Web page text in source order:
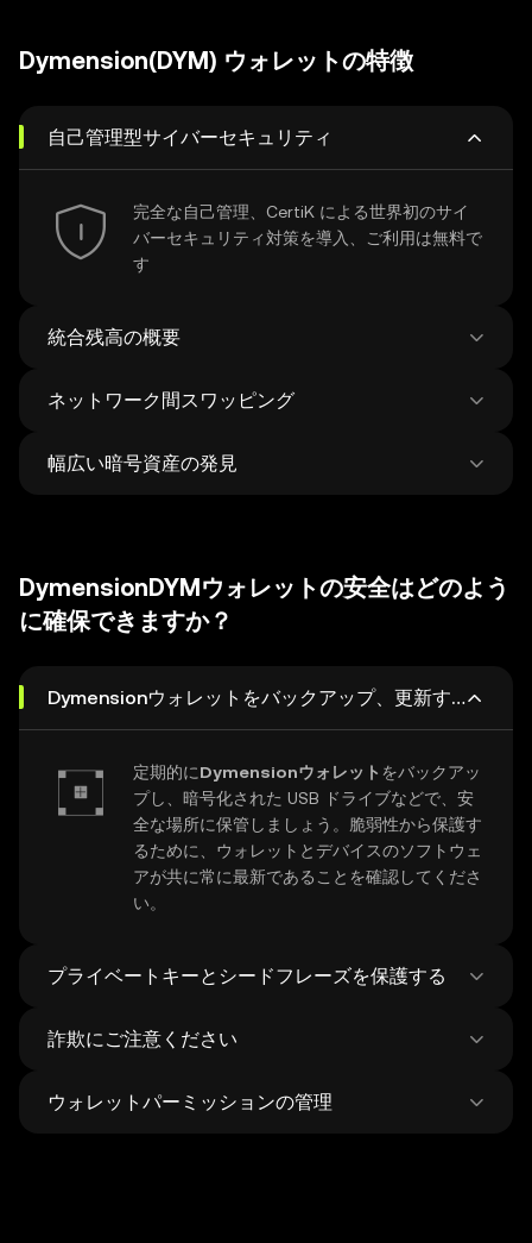
Dymension(DYM) ウォレットの特徴
自己管理型サイバーセキュリティ
完全な自己管理、CertiK による世界初のサイ
バーセキュリティ対策を導入、ご利用は無料で
す
統合残高の概要
ネットワーク間スワッピング
1回だけのトランザクションで、ネットワーク
幅広い暗号資産の発見
することができます。
DymensionDYMウォレットの安全はどのよう
に確保できますか？
Dymensionウォレットをバックアップ、更新する
定期的にDymensionウォレット をバックアッ
プし、暗号化された USB ドライブなどで、安
全な場所に保管しましょう。脆弱性から保護す
るために、ウォレットとデバイスのソフトウェ
アが共に常に最新であることを確認してくださ
い。
プライベートキーとシードフレーズを保護する
Dymensionのプライベートキー
やシードフレ
密情報のスクリーンショットやデジタル保存は
詐欺にご注意ください
お客様の Dymensionウォレット
を狙ったフィ
ウォレットパーミッションの管理